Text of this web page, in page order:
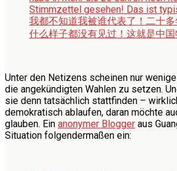
Stimmzettel gesehen! Das ist
我都不知道我被谁代表了！二十
什么样子都没有见过！这就是中国
Unter den Netizens scheinen nur
die angekündigten Wahlen zu setzen.
sie denn tatsächlich stattfinden –
demokratisch ablaufen, daran möchte
glauben. Ein anonymer Blogger aus
Situation folgendermaßen ein: